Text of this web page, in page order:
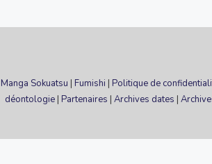
Manga Sokuatsu | Fumishi | Politique de
déontologie| Partenaires | Archives dates |